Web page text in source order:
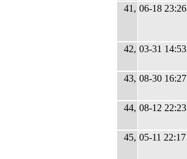
41, 06-18 23:26
42, 03-31 14:53
43, 08-30 16:27
44, 08-12 22:23
45, 05-11 22:17